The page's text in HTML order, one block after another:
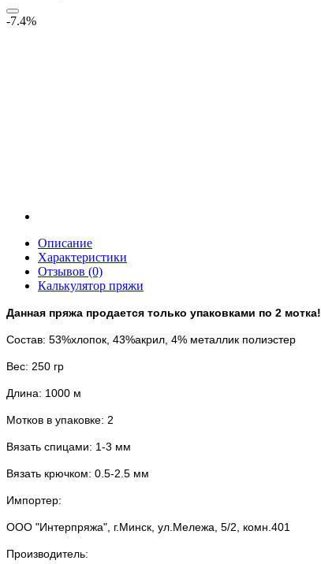
-7.4%
Описание
Характеристики
Отзывов (0)
Калькулятор пряжи
Данная пряжа продается только упаковками по 2 мотка!
Состав: 53%хлопок, 43%акрил, 4% металлик полиэстер
Вес: 250 гр
Длина: 1000 м
Мотков в упаковке: 2
Вязать спицами: 1-3 мм
Вязать крючком: 0.5-2.5 мм
Импортер:
ООО "Интерпряжа", г.Минск, ул.Мележа, 5/2, комн.401
Производитель: